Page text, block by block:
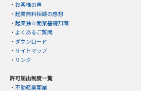
・ お客様の声
・ 起業無料相談の感想
・ 起業独立開業基礎知識
・ よくあるご質問
・ ダウンロード
・ サイトマップ
・ リンク
許可届出制度一覧
・ 不動産業開業